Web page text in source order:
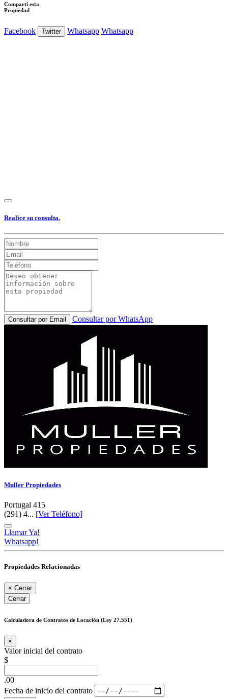
Compartí esta
Propiedad
Facebook Twitter Whatsapp Whatsapp
Realice su consulta.
Consultar por Email Consultar por WhatsApp
Muller Propiedades
Portugal 415
(291) 4... [Ver Teléfono]
Llamar Ya!
Whatsapp!
Propiedades Relacionadas
× Cerrar
Cerrar
Calculadora de Contratos de Locación (Ley 27.551)
×
Valor inicial del contrato
$
.00
Fecha de inicio del contrato